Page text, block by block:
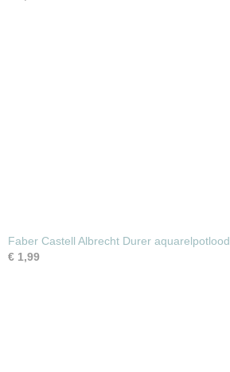
Faber Castell Albrecht Durer aquarelpotlood
€ 1,99